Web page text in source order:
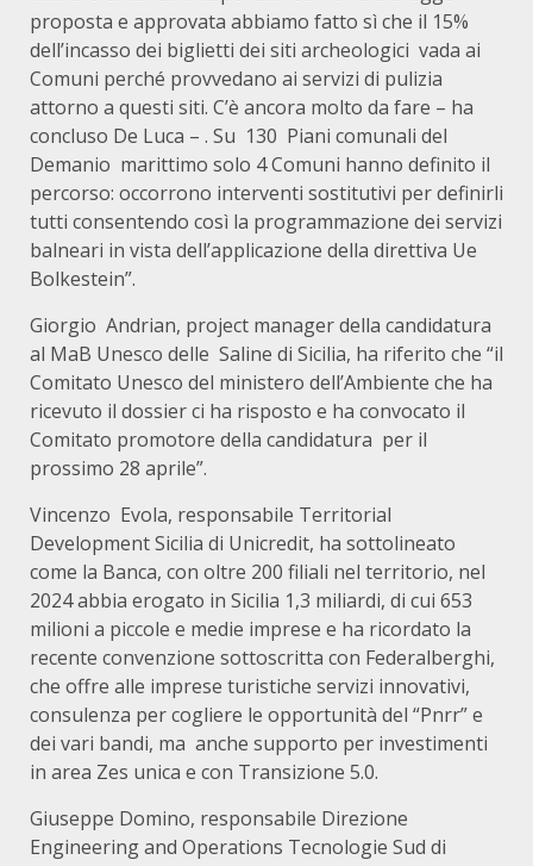
proposta e approvata abbiamo fatto sì che il 15%
dell’incasso dei biglietti dei siti archeologici vada ai
Comuni perché provvedano ai servizi di pulizia
attorno a questi siti. C’è ancora molto da fare – ha
concluso De Luca – . Su 130 Piani comunali del
Demanio marittimo solo 4 Comuni hanno definito il
percorso: occorrono interventi sostitutivi per definirli
tutti consentendo così la programmazione dei servizi
balneari in vista dell’applicazione della direttiva Ue
Bolkestein”.
Giorgio Andrian, project manager della candidatura
al MaB Unesco delle Saline di Sicilia, ha riferito che “il
Comitato Unesco del ministero dell’Ambiente che ha
ricevuto il dossier ci ha risposto e ha convocato il
Comitato promotore della candidatura per il
prossimo 28 aprile”.
Vincenzo Evola, responsabile Territorial
Development Sicilia di Unicredit, ha sottolineato
come la Banca, con oltre 200 filiali nel territorio, nel
2024 abbia erogato in Sicilia 1,3 miliardi, di cui 653
milioni a piccole e medie imprese e ha ricordato la
recente convenzione sottoscritta con Federalberghi,
che offre alle imprese turistiche servizi innovativi,
consulenza per cogliere le opportunità del “Pnrr” e
dei vari bandi, ma anche supporto per investimenti
in area Zes unica e con Transizione 5.0.
Giuseppe Domino, responsabile Direzione
Engineering and Operations Tecnologie Sud di